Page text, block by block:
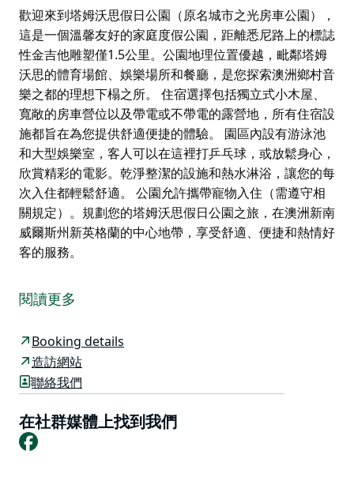
歡迎來到塔姆沃思假日公園（原名城市之光房車公園），
這是一個溫馨友好的家庭度假公園，距離悉尼路上的標誌
性金吉他雕塑僅1.5公里。公園地理位置優越，毗鄰塔姆
沃思的體育場館、娛樂場所和餐廳，是您探索澳洲鄉村音
樂之都的理想下榻之所。 住宿選擇包括獨立式小木屋、
寬敞的房車營位以及帶電或不帶電的露營地，所有住宿設
施都旨在為您提供舒適便捷的體驗。 園區內設有游泳池
和大型娛樂室，客人可以在這裡打乒乓球，或放鬆身心，
欣賞精彩的電影。乾淨整潔的設施和熱水淋浴，讓您的每
次入住都輕鬆舒適。 公園允許攜帶寵物入住（需遵守相
關規定）。規劃您的塔姆沃思假日公園之旅，在澳洲新南
威爾斯州新英格蘭的中心地帶，享受舒適、便捷和熱情好
客的服務。
這是一個溫馨友好的家庭度假公園，距離悉尼路上的標誌
性金吉他雕塑僅1.5公里。公園地理位置優越，毗鄰塔姆
樂之都的理想下榻之所。
住宿選擇包括獨立式小木屋、寬敞的房車營位以及帶電或
不帶電的露營地，所有住宿設施都旨在為您提供舒適便捷
的體驗。
園區內設有游泳池和大型娛樂室，客人可以在這裡打乒乓
閱讀更多
Booking details
造訪網站
聯絡我們
在社群媒體上找到我們
Facebook